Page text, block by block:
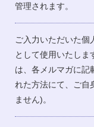
管理されます。
ご入力いただいた個
として使用いたしま
は、各メルマガに記
れた方法にて、ご自
ません)。